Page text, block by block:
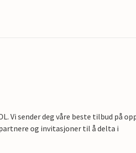
Vi sender deg våre beste tilbud på
og invitasjoner til å delta i